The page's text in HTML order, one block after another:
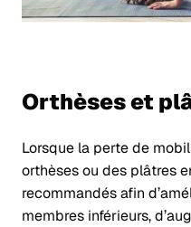
Orthèses et
Lorsque la perte de
orthèses ou des plâtres
recommandés afin
membres inférieurs,